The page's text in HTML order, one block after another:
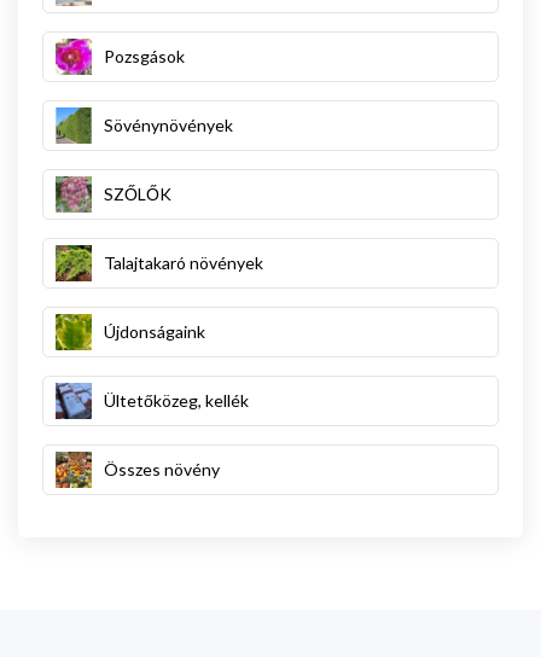
Pozsgások
Sövénynövények
SZŐLŐK
Talajtakaró növények
Újdonságaink
Ültetőközeg, kellék
Összes növény